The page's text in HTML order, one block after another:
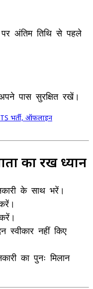
अंतिम तिथि से पहले
पास सुरक्षित रखें।
भर्ती, ऑफलाइन
का रखें ध्यान
के साथ भरें।
स्वीकार नहीं किए
का पुनः मिलान